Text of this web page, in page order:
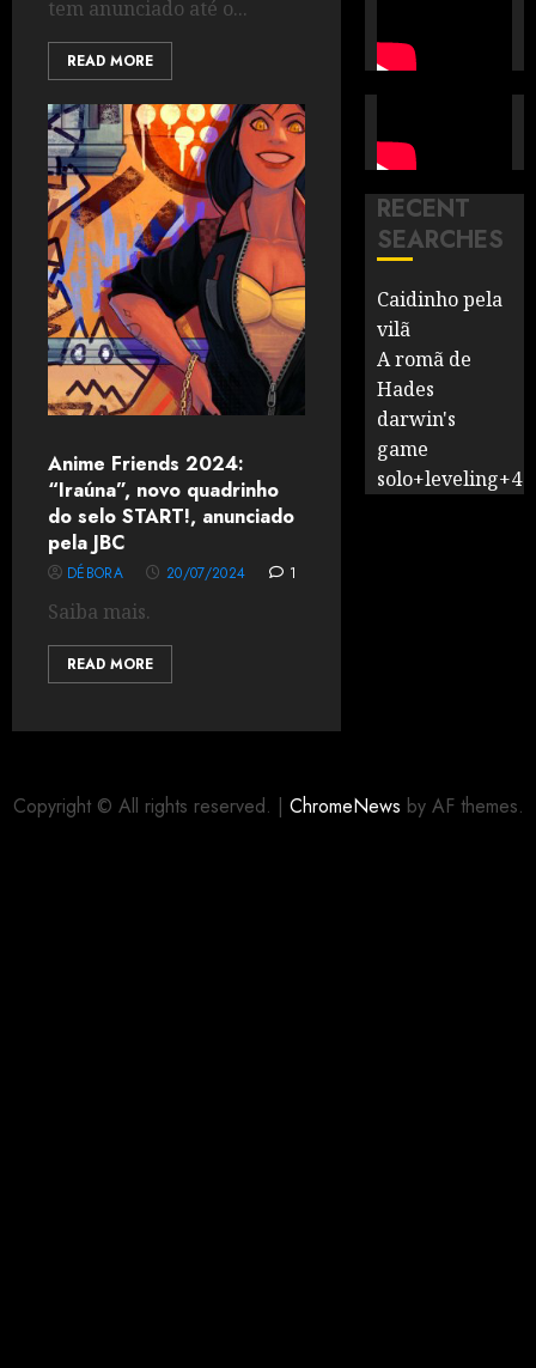
tem anunciado até o...
READ MORE
Anime Friends 2024:
“Iraúna”, novo quadrinho
do selo START!, anunciado
pela JBC
DÉBORA 20/07/2024 1
Saiba mais.
READ MORE
RECENT
SEARCHES
Caidinho pela
vilã
A romã de
Hades
darwin's
game
solo+leveling+4
Copyright © All rights reserved. | ChromeNews by AF themes.